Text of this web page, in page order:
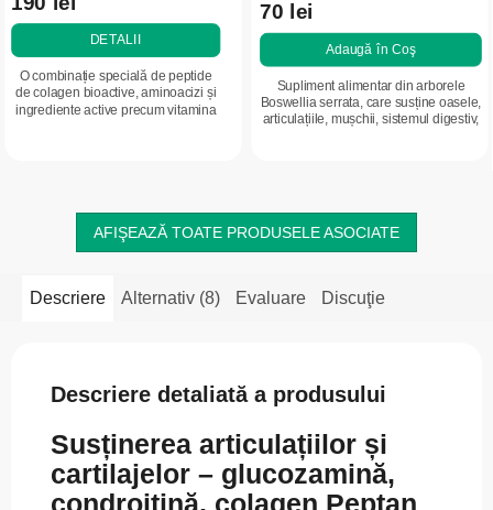
DETALII
O combinație specială de peptide
de colagen bioactive, aminoacizi și
ingrediente active precum vitamina
70 lei
Adaugă în Coş
Supliment alimentar din arborele
Boswellia serrata, care susține oasele,
articulațiile, mușchii, sistemul digestiv,
AFIŞEAZĂ TOATE PRODUSELE ASOCIATE
Descriere Alternativ (8) Evaluare Discuţie
Descriere detaliată a produsului
Susținerea articulațiilor și
cartilajelor – glucozamină,
condroitină, colagen Peptan